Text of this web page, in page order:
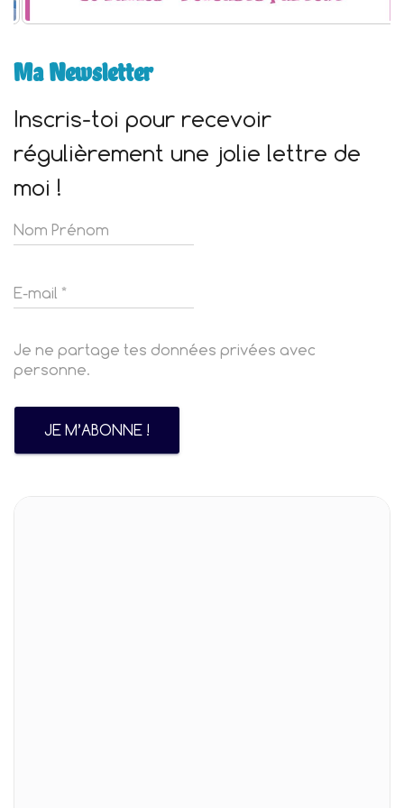
Ma Newsletter
Inscris-toi pour recevoir
régulièrement une jolie lettre de
moi !
Je ne partage tes données privées avec
personne.